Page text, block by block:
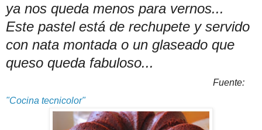
ya nos queda menos para vernos...
Este pastel está de rechupete y servido
con nata montada o un glaseado que
queso queda fabuloso...
Fuente:
"Cocina tecnicolor"